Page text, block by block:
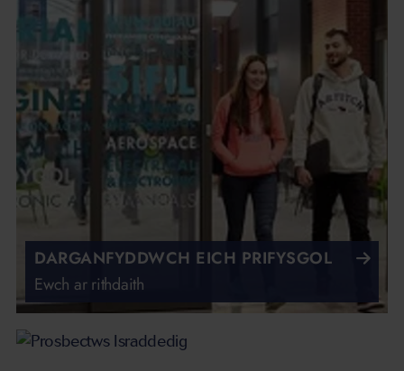
DARGANFYDDWCH EICH PRIFYSGOL
Ewch ar rithdaith